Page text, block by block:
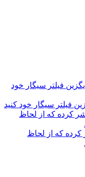
فیلتر سیگار خود کنید
کرده که از لحاظ